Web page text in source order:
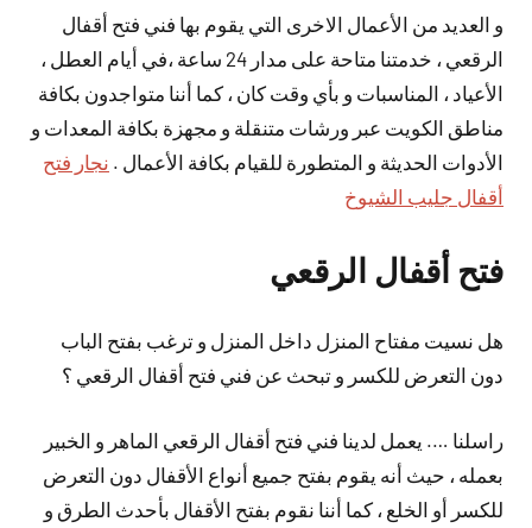
و العديد من الأعمال الاخرى التي يقوم بها فني فتح أقفال
الرقعي ، خدمتنا متاحة على مدار 24 ساعة ،في أيام العطل ،
الأعياد ، المناسبات و بأي وقت كان ، كما أننا متواجدون بكافة
مناطق الكويت عبر ورشات متنقلة و مجهزة بكافة المعدات و
الأدوات الحديثة و المتطورة للقيام بكافة الأعمال . نجار فتح
أقفال جليب الشيوخ
فتح أقفال الرقعي
هل نسيت مفتاح المنزل داخل المنزل و ترغب بفتح الباب
دون التعرض للكسر و تبحث عن فني فتح أقفال الرقعي ؟
راسلنا …. يعمل لدينا فني فتح أقفال الرقعي الماهر و الخبير
بعمله ، حيث أنه يقوم بفتح جميع أنواع الأقفال دون التعرض
للكسر أو الخلع ، كما أننا نقوم بفتح الأقفال بأحدث الطرق و